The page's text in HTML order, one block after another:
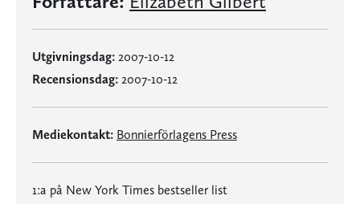
Utgivningsdag: 2007-10-12
Recensionsdag: 2007-10-12
Mediekontakt: Bonnierförlagens Press
1:a på New York Times bestseller list